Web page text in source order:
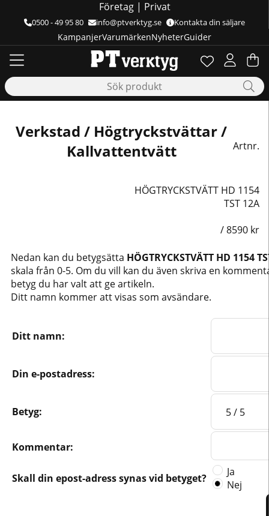
Företag| Privat
0500 - 49 95 80 info@ptverktyg.se Kontakta din säljare
Önskelista
Antal i
. .
KampanjerVarumärkenNyheterGuider
Verkstad / Högtryckstvättar /
Kallvattentvätt
Artnr.
HÖGTRYCKSTVÄTT HD 1154
TST 12A
/8590 kr
Nedan kan du betygsätta HÖGTRYCKSTVÄTT HD 1154
skala från 0-5. Om du vill kan du även skriva en
betyg du har valt att ge artikeln.
Ditt namn kommer att visas som avsändare.
Ditt namn:
Din e-postadress:
Betyg:
Kommentar:
Skall din epost-adress synas vid betyget?
Ja
Nej